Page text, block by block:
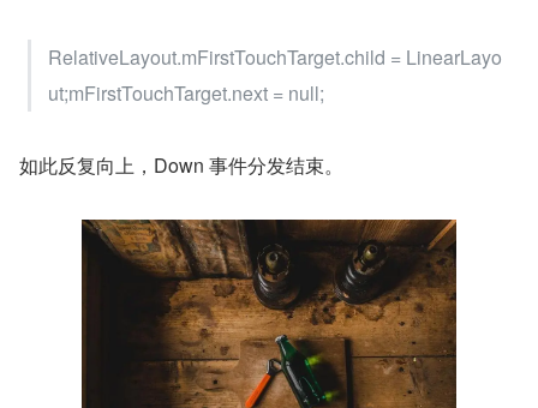
RelativeLayout.mFirstTouchTarget.child = LinearLayo
ut;mFirstTouchTarget.next = null;
如此反复向上，Down 事件分发结束。